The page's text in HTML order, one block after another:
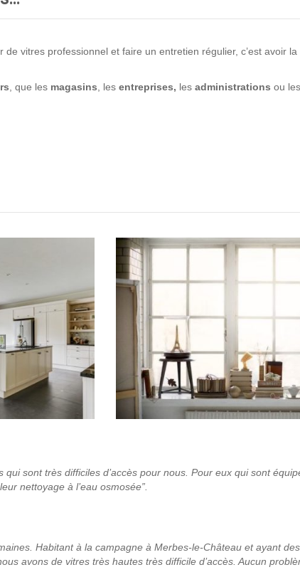
vitres professionnel et faire un entretien régulier, c’est avoir la
, que les magasins , les entreprises, les administrations ou les
sont très difficiles d’accès pour nous. Pour eux qui sont
nettoyage à l’eau osmosée”.
Habitant à la campagne à Merbes-le-Château et ayant
avons de vitres très hautes très difficile d’accès. Aucun